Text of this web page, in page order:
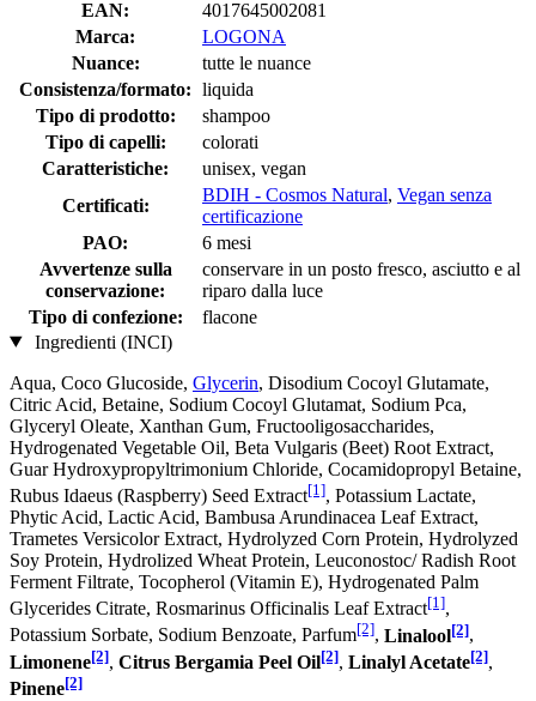
EAN:
4017645002081
Marca:
LOGONA
Nuance:
tutte le nuance
Consistenza/formato: liquida
Tipo di prodotto:
shampoo
Tipo di capelli:
colorati
Caratteristiche:
unisex, vegan
Certificati:
BDIH - Cosmos Natural, Vegan senza
certificazione
PAO:
6 mesi
Avvertenze sulla
conservazione:
conservare in un posto fresco, asciutto e al
riparo dalla luce
Tipo di confezione:
flacone
Ingredienti (INCI)
Aqua, Coco Glucoside, Glycerin, Disodium Cocoyl Glutamate,
Citric Acid, Betaine, Sodium Cocoyl Glutamat, Sodium Pca,
Glyceryl Oleate, Xanthan Gum, Fructooligosaccharides,
Hydrogenated Vegetable Oil, Beta Vulgaris (Beet) Root Extract,
Guar Hydroxypropyltrimonium Chloride, Cocamidopropyl Betaine,
Rubus Idaeus (Raspberry) Seed Extract[1], Potassium Lactate,
Phytic Acid, Lactic Acid, Bambusa Arundinacea Leaf Extract,
Trametes Versicolor Extract, Hydrolyzed Corn Protein, Hydrolyzed
Soy Protein, Hydrolized Wheat Protein, Leuconostoc/ Radish Root
Ferment Filtrate, Tocopherol (Vitamin E), Hydrogenated Palm
Glycerides Citrate, Rosmarinus Officinalis Leaf Extract[1],
Potassium Sorbate, Sodium Benzoate, Parfum[2], Linalool[2],
Limonene[2], Citrus Bergamia Peel Oil[2], Linalyl Acetate[2],
Pinene[2]